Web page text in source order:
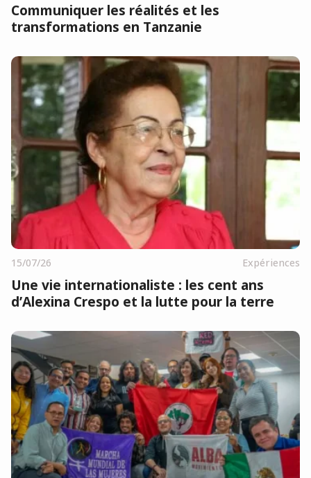
Communiquer les réalités et les
transformations en Tanzanie
15/07/26 Expériences
Une vie internationaliste : les cent ans
d’Alexina Crespo et la lutte pour la terre